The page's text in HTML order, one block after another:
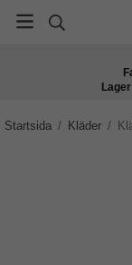
Startsida / Kläder /